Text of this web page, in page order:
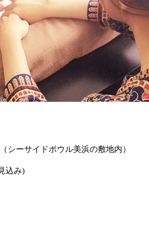
シーサイドボウル美浜の敷地内）
込み)